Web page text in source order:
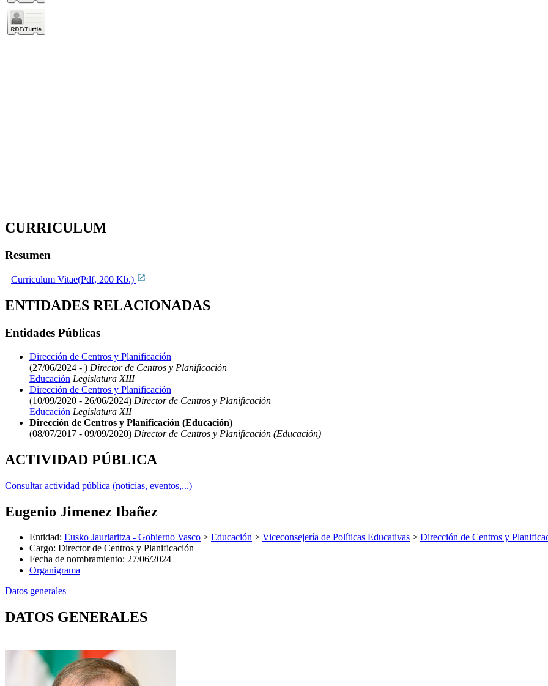
CURRICULUM
Resumen
Curriculum Vitae(Pdf, 200 Kb.)
ENTIDADES RELACIONADAS
Entidades Públicas
Dirección de Centros y Planificación
(27/06/2024 - ) Director de Centros y Planificación
Educación Legislatura XIII
Dirección de Centros y Planificación
(10/09/2020 - 26/06/2024) Director de Centros y Planificación
Educación Legislatura XII
Dirección de Centros y Planificación (Educación)
(08/07/2017 - 09/09/2020) Director de Centros y Planificación (Educación)
ACTIVIDAD PÚBLICA
Consultar actividad pública (noticias, eventos,...)
Eugenio Jimenez Ibañez
Entidad: Eusko Jaurlaritza - Gobierno Vasco > Educación > Viceconsejería de Políticas Educativas > Dirección de Centros y
Cargo: Director de Centros y Planificación
Fecha de nombramiento: 27/06/2024
Organigrama
Datos generales
DATOS GENERALES